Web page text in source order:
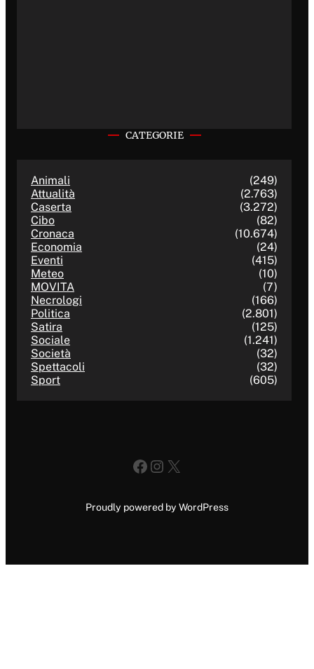
CATEGORIE
Animali
(249)
Attualità
(2.763)
Caserta
(3.272)
Cibo
(82)
Cronaca
(10.674)
Economia
(24)
Eventi
(415)
Meteo
(10)
MOVITA
(7)
Necrologi
(166)
Politica
(2.801)
Satira
(125)
Sociale
(1.241)
Società
(32)
Spettacoli
(32)
Sport
(605)
Facebook
Instagram
X
Proudly powered by WordPress